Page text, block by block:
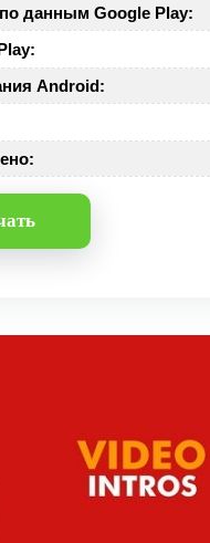
данным Google Play:
Android: